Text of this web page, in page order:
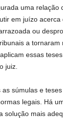
uma
em juízo
ou
a
essas
juiz.
súmulas e
legais. Há
solução mais